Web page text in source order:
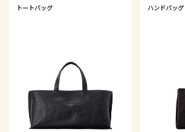
トートバッグ ハンドバッグ